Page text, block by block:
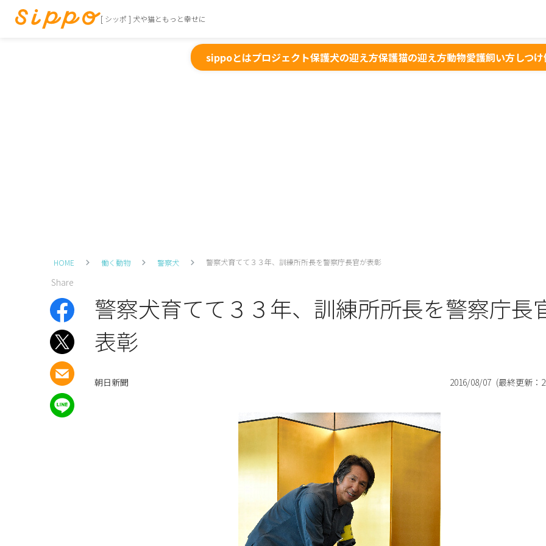
[ シッポ ] 犬や猫ともっと幸せに
sippoとはプロジェクト保護犬の迎え方保護猫の迎え方動物愛護飼い方しつけ
HOME 働く動物 警察犬 警察犬育てて３３年、訓練所所長を警察庁長官が表彰
Share
警察犬育てて３３年、訓練所所長を警察庁長
表彰
朝日新聞 2016/08/07 (最終更新：